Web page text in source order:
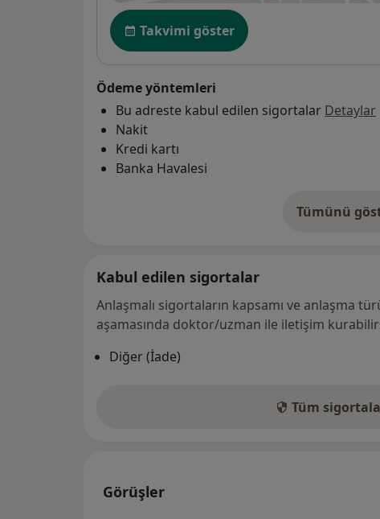
Uygunluk
Takvimi göster
Ödeme yöntemleri
Bu adreste kabul edilen sigortalar Detaylar
Nakit
Kredi kartı
Banka Havalesi
Tümünü
Kabul edilen sigortalar
Anlaşmalı sigortaların kapsamı ve anlaşma
aşamasında doktor/uzman ile iletişim
Diğer (İade)
Tüm
Görüşler